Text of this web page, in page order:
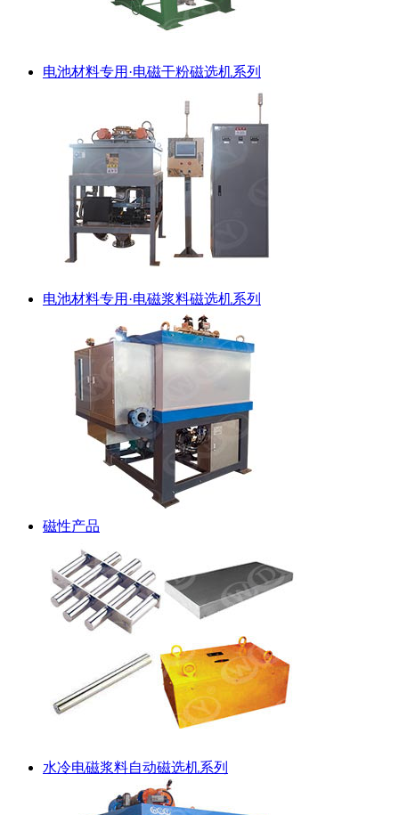
电池材料专用·电磁干粉磁选机系列
电池材料专用·电磁浆料磁选机系列
磁性产品
水冷电磁浆料自动磁选机系列